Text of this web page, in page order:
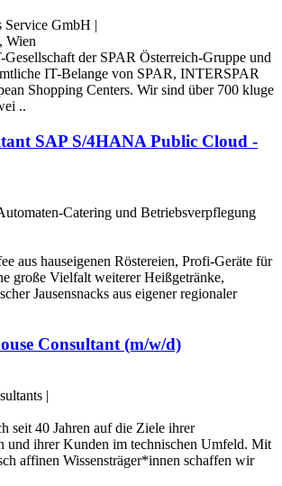
Service GmbH |
Wien
der SPAR Österreich-Gruppe und
IT-Belange von SPAR, INTERSPAR
Shopping Centers. Wir sind über 700 kluge
..
SAP S/4HANA Public Cloud -
Catering und Betriebsverpflegung
aus hauseigenen Röstereien, Profi-Geräte für
große Vielfalt weiterer Heißgetränke,
Jausensnacks aus eigener regionaler
Consultant (m/w/d)
|
seit 40 Jahren auf die Ziele ihrer
und ihrer Kunden im technischen Umfeld. Mit
affinen Wissensträger*innen schaffen wir